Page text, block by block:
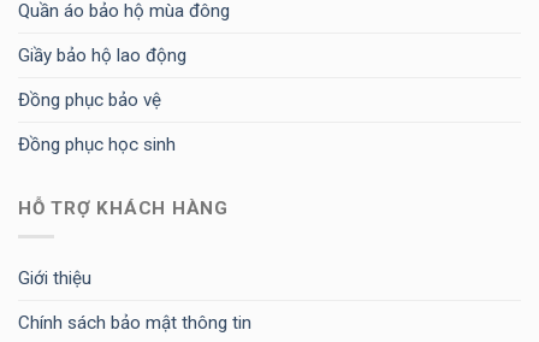
Quần áo bảo hộ mùa đông
Giầy bảo hộ lao động
Đồng phục bảo vệ
Đồng phục học sinh
HỖ TRỢ KHÁCH HÀNG
Giới thiệu
Chính sách bảo mật thông tin